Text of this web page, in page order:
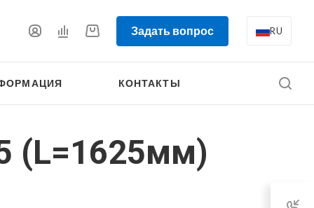
Задать вопрос RU
КОНТАКТЫ
(L=1625мм)